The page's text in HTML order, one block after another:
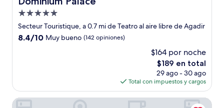
Propiedad
de
5.0
Secteur Touristique, a 0.7 mi de Teatro al aire libre de Agadir
8.4
opiniones)
8.4/10 Muy bueno (142 opiniones)
$164 por noche
El
precio
actual
es
de
$189 en total
29 ago - 30 ago
Total con impuestos y cargos
Sofitel Agadir Thalassa Sea & Spa